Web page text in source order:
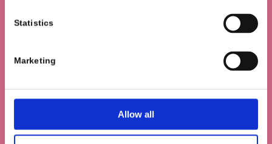
Statistics
Marketing
Allow all